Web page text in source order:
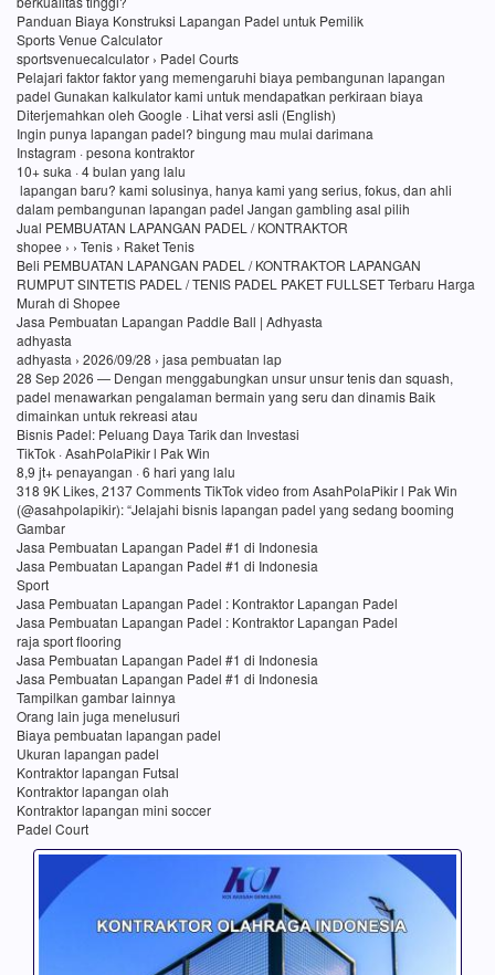
Panduan Biaya Konstruksi Lapangan Padel untuk Pemilik
Sports Venue Calculator
sportsvenuecalculator › Padel Courts
Pelajari faktor faktor yang memengaruhi biaya pembangunan lapangan
padel Gunakan kalkulator kami untuk mendapatkan perkiraan biaya
Diterjemahkan oleh Google · Lihat versi asli (English)
Ingin punya lapangan padel? bingung mau mulai darimana
Instagram · pesona kontraktor
10+ suka · 4 bulan yang lalu
lapangan baru? kami solusinya, hanya kami yang serius, fokus, dan ahli
dalam pembangunan lapangan padel Jangan gambling asal pilih
Jual PEMBUATAN LAPANGAN PADEL / KONTRAKTOR
shopee › › Tenis › Raket Tenis
Beli PEMBUATAN LAPANGAN PADEL / KONTRAKTOR LAPANGAN
RUMPUT SINTETIS PADEL / TENIS PADEL PAKET FULLSET Terbaru Harga
Murah di Shopee
Jasa Pembuatan Lapangan Paddle Ball | Adhyasta
adhyasta
adhyasta › 2026/09/28 › jasa pembuatan lap
28 Sep 2026 — Dengan menggabungkan unsur unsur tenis dan squash,
padel menawarkan pengalaman bermain yang seru dan dinamis Baik
dimainkan untuk rekreasi atau
Bisnis Padel: Peluang Daya Tarik dan Investasi
TikTok · AsahPolaPikir l Pak Win
8,9 jt+ penayangan · 6 hari yang lalu
318 9K Likes, 2137 Comments TikTok video from AsahPolaPikir l Pak Win
(@asahpolapikir): “Jelajahi bisnis lapangan padel yang sedang booming
Gambar
Jasa Pembuatan Lapangan Padel #1 di Indonesia
Jasa Pembuatan Lapangan Padel #1 di Indonesia
Sport
Jasa Pembuatan Lapangan Padel : Kontraktor Lapangan Padel
Jasa Pembuatan Lapangan Padel : Kontraktor Lapangan Padel
raja sport flooring
Jasa Pembuatan Lapangan Padel #1 di Indonesia
Jasa Pembuatan Lapangan Padel #1 di Indonesia
Tampilkan gambar lainnya
Orang lain juga menelusuri
Biaya pembuatan lapangan padel
Ukuran lapangan padel
Kontraktor lapangan Futsal
Kontraktor lapangan olah
Kontraktor lapangan mini soccer
Padel Court